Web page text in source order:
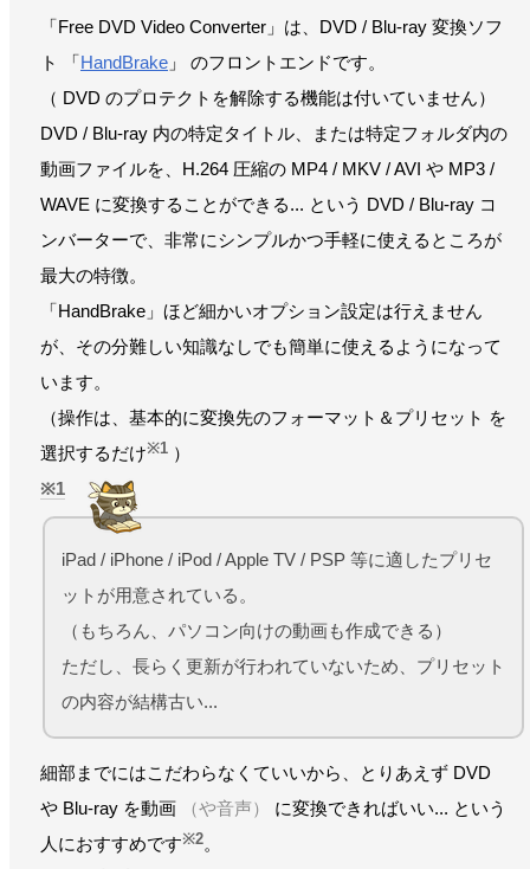
「Free DVD Video Converter」は、DVD / Blu-ray 変換ソフ
ト 「HandBrake 」 のフロントエンドです。
（ DVD のプロテクトを解除する機能は付いていません）
DVD / Blu-ray 内の特定タイトル、または特定フォルダ内の
動画ファイルを、H.264 圧縮の MP4 / MKV / AVI や MP3 /
WAVE に変換することができる... という DVD / Blu-ray コ
ンバーターで、非常にシンプルかつ手軽に使えるところが
最大の特徴。
「HandBrake」ほど細かいオプション設定は行えません
が、その分難しい知識なしでも簡単に使えるようになって
います。
（操作は、基本的に変換先のフォーマット＆プリセット を
選択するだけ※1 ）
1
iPad / iPhone / iPod / Apple TV / PSP 等に適したプリセ
ットが用意されている。
（もちろん、パソコン向けの動画も作成できる）
ただし、長らく更新が行われていないため、プリセット
の内容が結構古い...
細部までにはこだわらなくていいから、とりあえず DVD
や Blu-ray を動画
（や音声）
に変換できればいい... という
人におすすめです※2。